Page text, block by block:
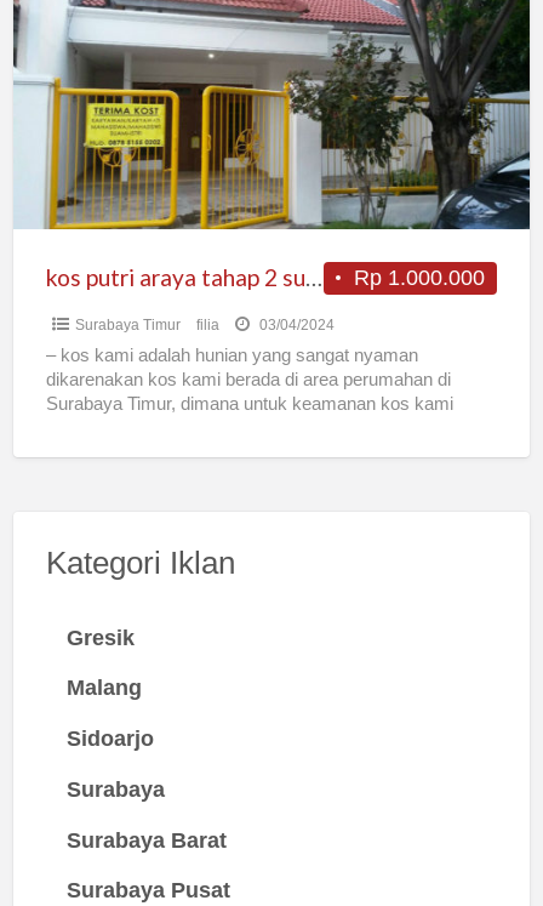
putri
araya
tahap
surabaya
Rp 1.000.000
kos putri araya tahap 2 surabaya
Surabaya Timur filia 03/04/2024
– kos kami adalah hunian yang sangat nyaman
dikarenakan kos kami berada di area perumahan di
Surabaya Timur, dimana untuk keamanan kos kami
Kategori Iklan
Gresik
Malang
Sidoarjo
Surabaya
Surabaya Barat
Surabaya Pusat